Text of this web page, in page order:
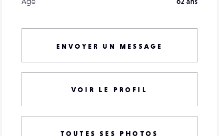
ENVOYER UN MESSAGE
VOIR LE PROFIL
TOUTES SES PHOTOS